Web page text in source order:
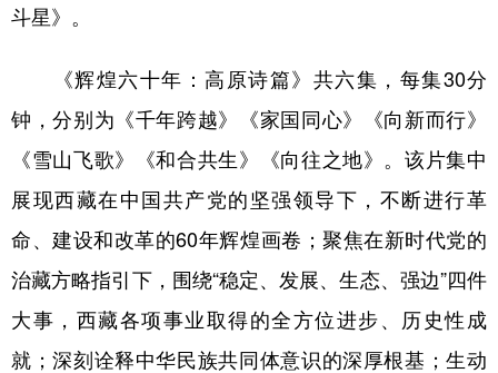
斗星》。
《辉煌六十年：高原诗篇》共六集，每集30分
钟，分别为《千年跨越》《家国同心》《向新而行》
《雪山飞歌》《和合共生》《向往之地》。该片集中
展现西藏在中国共产党的坚强领导下，不断进行革
命、建设和改革的60年辉煌画卷；聚焦在新时代党的
治藏方略指引下，围绕“稳定、发展、生态、强边”四件
大事，西藏各项事业取得的全方位进步、历史性成
就；深刻诠释中华民族共同体意识的深厚根基；生动